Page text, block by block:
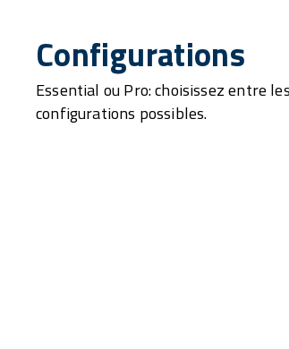
Configurations
Essential ou Pro: choisissez entre
configurations possibles.